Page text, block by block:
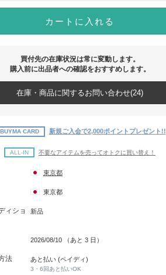
カートに入れる
買付先の在庫状況は常に変動します。
購入前に出品者への確認をおすすめします。
在庫・商品に関するお問い合わせ(24)
BUYMA CARD 新規ご入会で2,000ポイントプレゼント!!
ALL-IN 不要なアイテムを売ってオトクに買い替え！
東京都
東京都
ィショ
新品
2026/08/10 （あと 3 日）
法 あと払い (ペイディ)
3・6回あと払いOK